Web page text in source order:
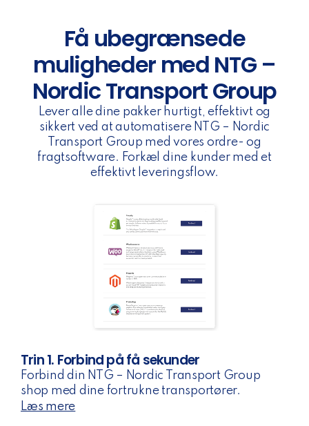
Få ubegrænsede
muligheder med NTG –
Nordic Transport Group
Lever alle dine pakker hurtigt, effektivt og
sikkert ved at automatisere NTG – Nordic
Transport Group med vores ordre- og
fragtsoftware. Forkæl dine kunder med et
effektivt leveringsflow.
Trin 1. Forbind på få sekunder
Forbind din NTG – Nordic Transport Group
shop med dine fortrukne transportører.
Læs mere